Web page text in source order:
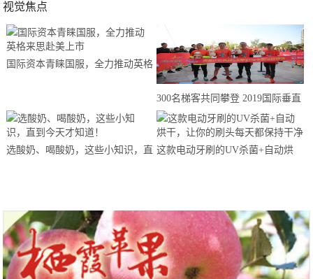
视觉焦点
国际资本青睐国服，全力推动英格
300名梯客共同攀登 2019国际垂直
马拉松超级精英赛顺德海骏达中心
站欢乐开跑
选酸奶、喝酸奶，这些小知识，直 这款电动牙刷的UV杀菌+自动烘